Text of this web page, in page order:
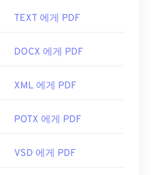
TEXT 에게 PDF
DOCX 에게 PDF
XML 에게 PDF
POTX 에게 PDF
VSD 에게 PDF